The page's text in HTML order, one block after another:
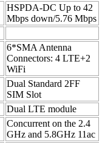
HSPDA-DC Up to 42
Mbps down/5.76 Mbps
6*SMA Antenna
Connectors: 4 LTE+2
WiFi
Dual Standard 2FF
SIM Slot
Dual LTE module
Concurrent on the 2.4
GHz and 5.8GHz 11ac